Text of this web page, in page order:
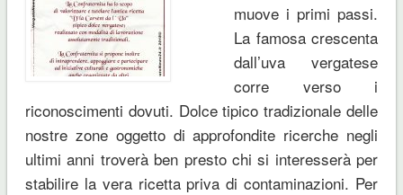
muove i primi passi.
La famosa crescenta
dall’uva vergatese
corre verso i
riconoscimenti dovuti. Dolce tipico tradizionale delle
nostre zone oggetto di approfondite ricerche negli
ultimi anni troverà ben presto chi si interesserà per
stabilire la vera ricetta priva di contaminazioni. Per